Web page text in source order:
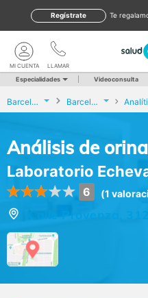
te
Regístrate
LLAMAR
MI CUENTA
Especialidades Videoconsulta
Barcelona Barcelona
Análisis de
Laboratorio
6 (1
Calle Provenza,